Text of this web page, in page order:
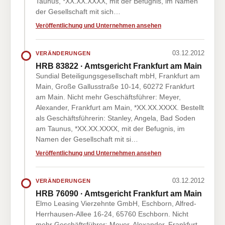
der Gesellschaft mit sich…
Veröffentlichung und Unternehmen ansehen
VERÄNDERUNGEN 03.12.2012
HRB 83822 · Amtsgericht Frankfurt am Main
Sundial Beteiligungsgesellschaft mbH, Frankfurt am
Main, Große Gallusstraße 10-14, 60272 Frankfurt
am Main. Nicht mehr Geschäftsführer: Meyer,
Alexander, Frankfurt am Main, *XX.XX.XXXX. Bestellt
als Geschäftsführerin: Stanley, Angela, Bad Soden
am Taunus, *XX.XX.XXXX, mit der Befugnis, im
Namen der Gesellschaft mit si…
Veröffentlichung und Unternehmen ansehen
VERÄNDERUNGEN 03.12.2012
HRB 76090 · Amtsgericht Frankfurt am Main
Elmo Leasing Vierzehnte GmbH, Eschborn, Alfred-
Herrhausen-Allee 16-24, 65760 Eschborn. Nicht